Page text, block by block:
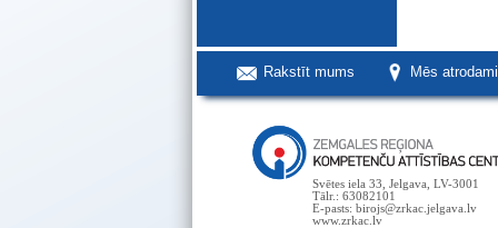
Rakstīt mums Mēs
Svētes iela 33, Jelgava, LV-3001
Tālr.: 63082101
E-pasts: birojs@zrkac.jelgava.lv
www.zrkac.lv